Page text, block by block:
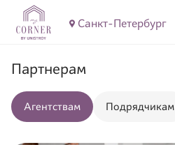
Санкт-Петербург
Партнерам
Агентствам Подрядчикам